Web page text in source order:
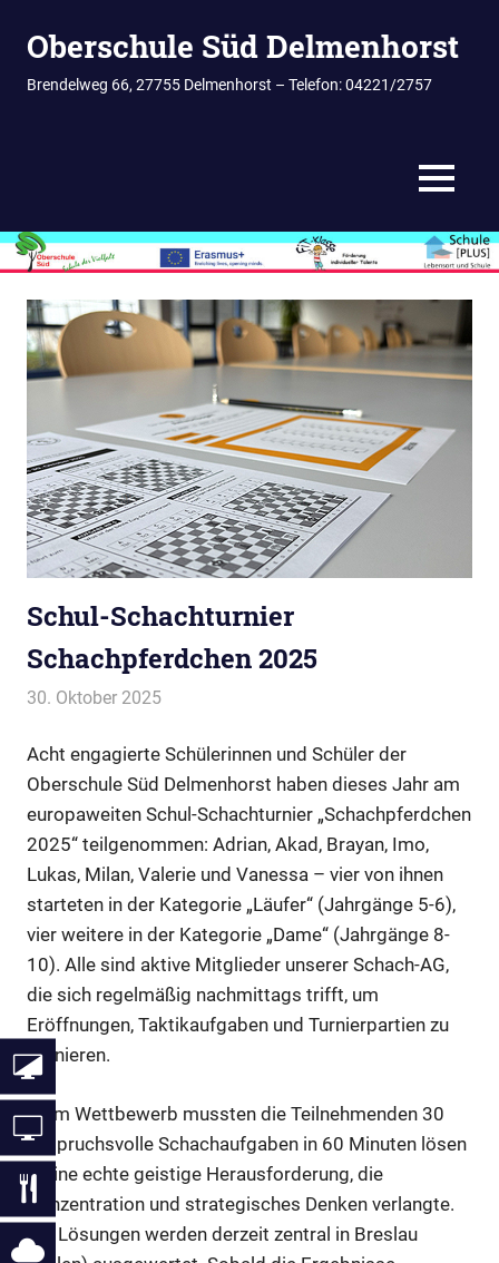
InhaltOberschule Süd Delmenhorst
Brendelweg 66, 27755 Delmenhorst – Telefon: 04221/2757
MENÜ
Schul-Schachturnier
Schachpferdchen 2025
30. Oktober 2025
Acht engagierte Schülerinnen und Schüler der
Oberschule Süd Delmenhorst haben dieses Jahr am
europaweiten Schul-Schachturnier „Schachpferdchen
2025“ teilgenommen: Adrian, Akad, Brayan, Imo,
Lukas, Milan, Valerie und Vanessa – vier von ihnen
starteten in der Kategorie „Läufer“ (Jahrgänge 5-6),
vier weitere in der Kategorie „Dame“ (Jahrgänge 8-
10). Alle sind aktive Mitglieder unserer Schach-AG,
die sich regelmäßig nachmittags trifft, um
Eröffnungen, Taktikaufgaben und Turnierpartien zu
trainieren.
Beim Wettbewerb mussten die Teilnehmenden 30
anspruchsvolle Schachaufgaben in 60 Minuten lösen
– eine echte geistige Herausforderung, die
Konzentration und strategisches Denken verlangte.
Die Lösungen werden derzeit zentral in Breslau